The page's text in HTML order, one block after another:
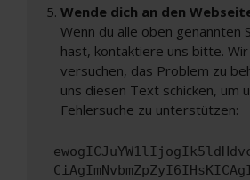
Wende dich an den
Wenn du alle oben genannten
hast, kontaktiere uns bitte.
versuchen, das Problem zu
uns diesen Text schicken, um
Fehlersuche zu unterstützen: